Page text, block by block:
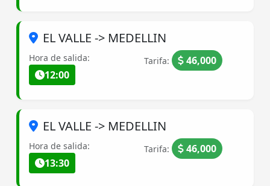
EL VALLE -> MEDELLIN
Hora de salida:
12:00
Tarifa: 46,000
EL VALLE -> MEDELLIN
Hora de salida:
13:30
Tarifa: 46,000